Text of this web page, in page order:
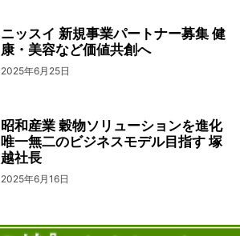
ニッスイ 新規事業パートナー募集 健
康・美容など価値共創へ
2025年6月25日
昭和産業 穀物ソリューションを進化
唯一無二のビジネスモデル目指す 塚
越社長
2025年6月16日